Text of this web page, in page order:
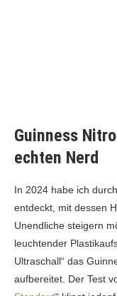
Guinness
echten Nerd
In 2024 habe ich
entdeckt, mit dessen
Unendliche steigern
leuchtender
Ultraschall“ das
aufbereitet. Der Test